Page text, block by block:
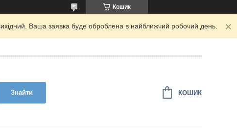
Кошик
Ваша заявка буде оброблена в найближчий робочий день.
Знайти КОШИК